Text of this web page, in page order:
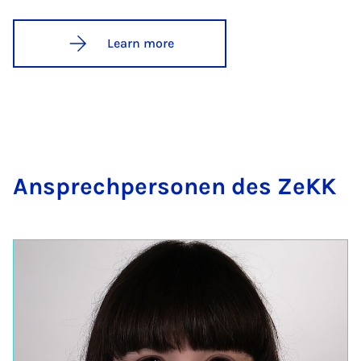
Learn more
An­s­prech­per­son­en des ZeKK